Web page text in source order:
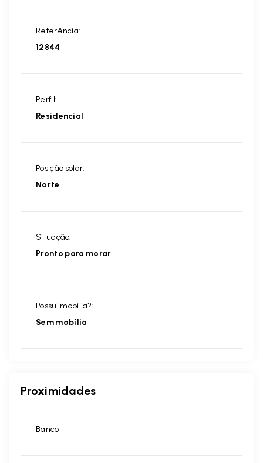
Referência:
12844
Perfil:
Residencial
Posição solar:
Norte
Situação:
Pronto para morar
Possui mobília?:
Sem mobília
Proximidades
Banco